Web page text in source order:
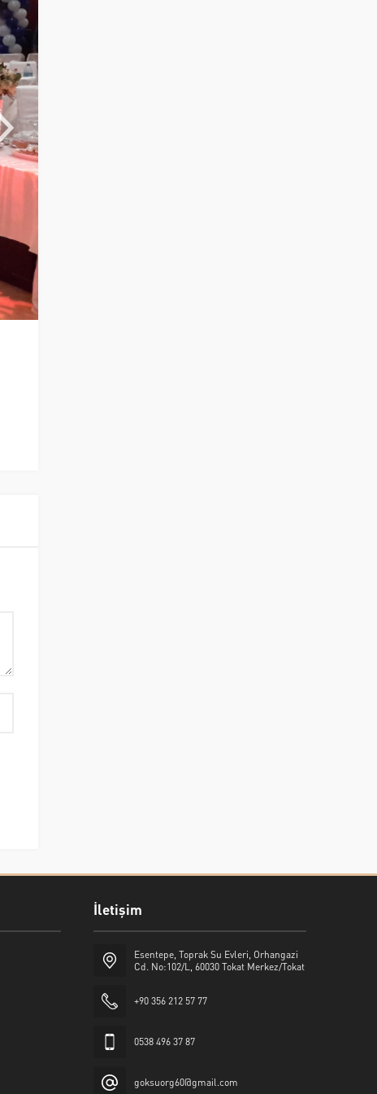
İletişim
Esentepe, Toprak Su Evleri, Orhangazi
Cd. No:102/L, 60030 Tokat Merkez/Tokat
+90 356 212 57 77
0538 496 37 87
goksuorg60@gmail.com